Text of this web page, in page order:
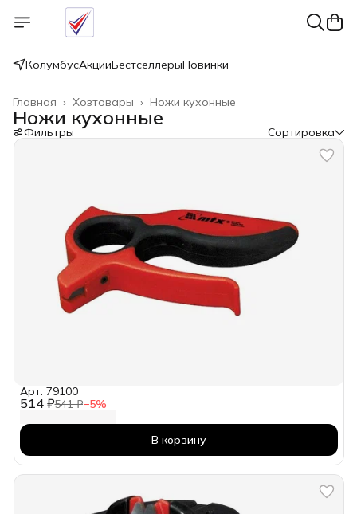
КолумбусАкцииБестселлерыНовинки
Ножи кухонные
Хозтовары ›
Главная ›
Ножи кухонные
Фильтры Сортировка
514 ₽541 ₽−5%
Арт: 79100
В корзину